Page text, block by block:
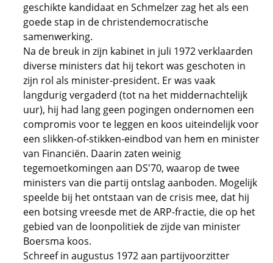
geschikte kandidaat en Schmelzer zag het als een
goede stap in de christendemocratische
samenwerking.
Na de breuk in zijn kabinet in juli 1972 verklaarden
diverse ministers dat hij tekort was geschoten in
zijn rol als minister-president. Er was vaak
langdurig vergaderd (tot na het middernachtelijk
uur), hij had lang geen pogingen ondernomen een
compromis voor te leggen en koos uiteindelijk voor
een slikken-of-stikken-eindbod van hem en minister
van Financiën. Daarin zaten weinig
tegemoetkomingen aan DS'70, waarop de twee
ministers van die partij ontslag aanboden. Mogelijk
speelde bij het ontstaan van de crisis mee, dat hij
een botsing vreesde met de ARP-fractie, die op het
gebied van de loonpolitiek de zijde van minister
Boersma koos.
Schreef in augustus 1972 aan partijvoorzitter